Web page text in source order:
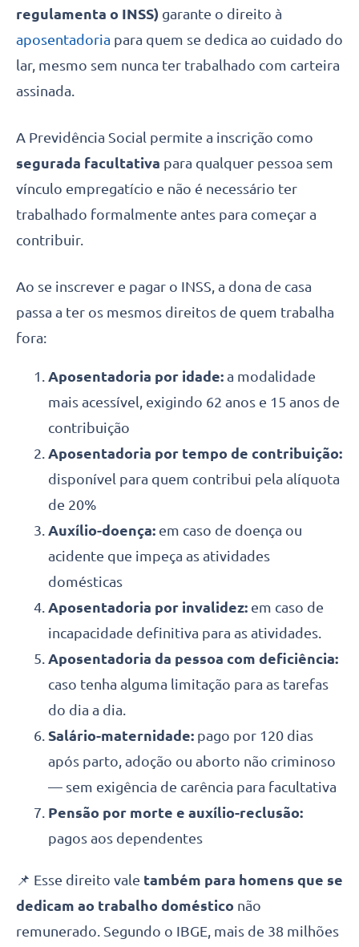
regulamenta o INSS) garante o direito à
aposentadoria para quem se dedica ao cuidado do
lar, mesmo sem nunca ter trabalhado com carteira
assinada.
A Previdência Social permite a inscrição como
segurada facultativa para qualquer pessoa sem
vínculo empregatício e não é necessário ter
trabalhado formalmente antes para começar a
contribuir.
Ao se inscrever e pagar o INSS, a dona de casa
passa a ter os mesmos direitos de quem trabalha
fora:
Aposentadoria por idade: a modalidade
mais acessível, exigindo 62 anos e 15 anos de
contribuição
Aposentadoria por tempo de contribuição:
disponível para quem contribui pela alíquota
de 20%
Auxílio-doença: em caso de doença ou
acidente que impeça as atividades
domésticas
Aposentadoria por invalidez: em caso de
incapacidade definitiva para as atividades.
Aposentadoria da pessoa com deficiência:
caso tenha alguma limitação para as tarefas
do dia a dia.
Salário-maternidade: pago por 120 dias
após parto, adoção ou aborto não criminoso
— sem exigência de carência para facultativa
Pensão por morte e auxílio-reclusão:
pagos aos dependentes
📌 Esse direito vale também para homens que se
dedicam ao trabalho doméstico não
remunerado. Segundo o IBGE, mais de 38 milhões